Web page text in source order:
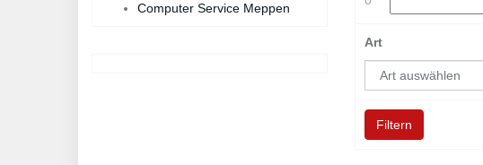
Computer Service Meppen
Art
Filtern